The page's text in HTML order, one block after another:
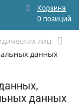
Корзина
0 позиций
лиц
данных
данных